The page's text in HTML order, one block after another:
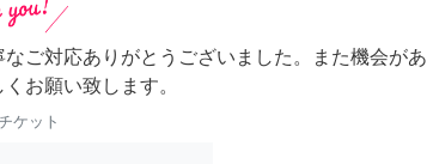
なご対応ありがとうございました。また機会が
お願い致します。
ケット